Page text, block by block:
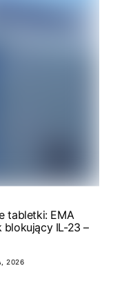
tabletki: EMA
IL-23 –
2026